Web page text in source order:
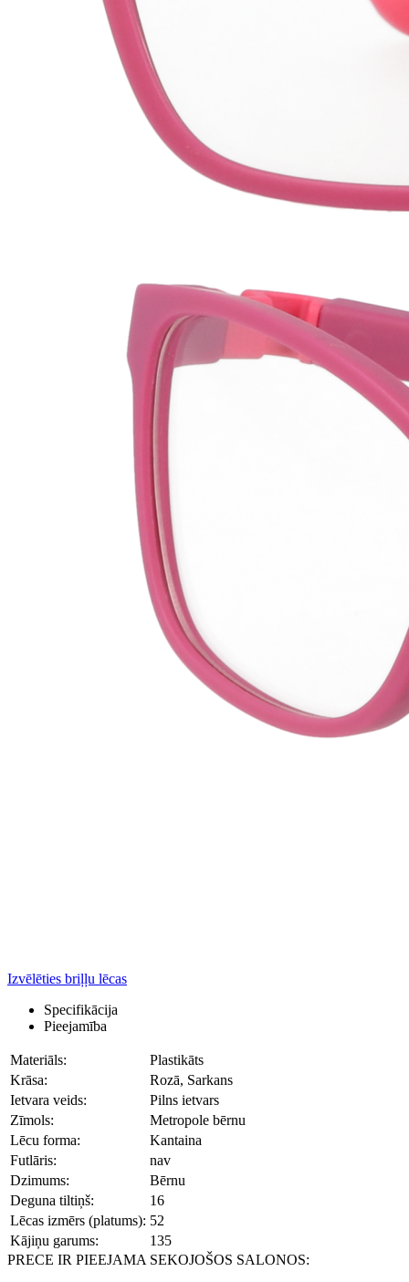
Izvēlēties briļļu lēcas
Specifikācija
Pieejamība
Materiāls:
Plastikāts
Krāsa:
Rozā, Sarkans
Ietvara veids:
Pilns ietvars
Zīmols:
Metropole bērnu
Lēcu forma:
Kantaina
Futlāris:
nav
Dzimums:
Bērnu
Deguna tiltiņš:
16
Lēcas izmērs (platums): 52
Kājiņu garums:
135
PRECE IR PIEEJAMA SEKOJOŠOS SALONOS: